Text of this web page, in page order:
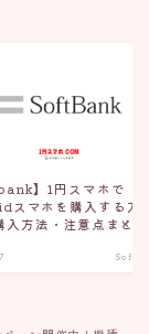
】1円スマホで
マホを購入する方
入方法・注意点まとめ